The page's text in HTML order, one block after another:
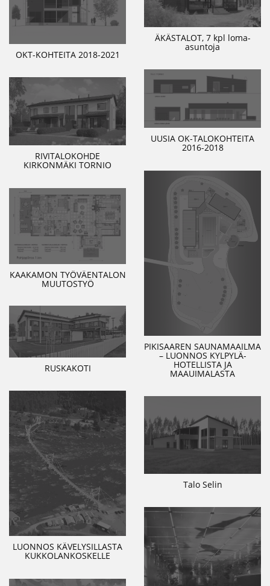
ÄKÄSTALOT, 7 kpl loma-
asuntoja
OKT-KOHTEITA 2018-2021
UUSIA OK-TALOKOHTEITA
2016-2018
RIVITALOKOHDE
KIRKONMÄKI TORNIO
PIKISAAREN SAUNAMAAILMA
– LUONNOS KYLPYLÄ-
HOTELLISTA JA
MAAUIMALASTA
KAAKAMON TYÖVÄENTALON
MUUTOSTYÖ
RUSKAKOTI
LUONNOS KÄVELYSILLASTA
KUKKOLANKOSKELLE
Talo Selin